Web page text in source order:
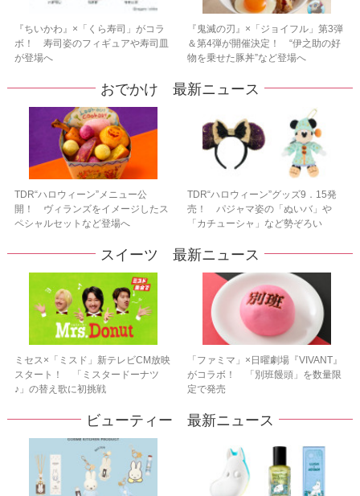
『ちいかわ』×「くら寿司」がコラ
ボ！ 寿司姿のフィギュアや寿司皿
が登場へ
『鬼滅の刃』×「ジョイフル」第3弾
＆第4弾が開催決定！ “伊之助の好
物を乗せた豚丼”など登場へ
おでかけ 最新ニュース
TDR“ハロウィーン”メニュー公
開！ ヴィランズをイメージしたス
ペシャルセットなど登場へ
TDR“ハロウィーン”グッズ9．15発
売！ パジャマ姿の「ぬいバ」や
「カチューシャ」など勢ぞろい
スイーツ 最新ニュース
ミセス×「ミスド」新テレビCM放映
スタート！ 「ミスタードーナツ
♪」の替え歌に初挑戦
「ファミマ」×日曜劇場『VIVANT』
がコラボ！ 「別班饅頭」を数量限
定で発売
ビューティー 最新ニュース